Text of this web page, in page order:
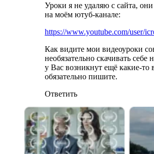
Уроки я не удаляю с сайта, они
на моём ютуб-канале:
https://www.youtube.com/user/
Как видите мои видеоуроки
необязательно скачивать
у Вас возникнут ещё какие-то
обязательно пишите.
Ответить